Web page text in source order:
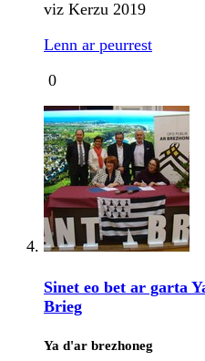
viz Kerzu 2019
Lenn ar peurrest
0
Sinet eo bet ar garta
Brieg
Ya d'ar brezhoneg